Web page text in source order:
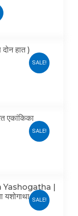
SALE!
हात )
SALE!
एकांकिका
SALE!
Yashogatha |
यशोगाथा